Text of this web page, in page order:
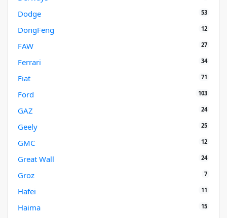
Dodge 53
DongFeng 12
FAW 27
Ferrari 34
Fiat 71
Ford 103
GAZ 24
Geely 25
GMC 12
Great Wall 24
Groz 7
Hafei 11
Haima 15